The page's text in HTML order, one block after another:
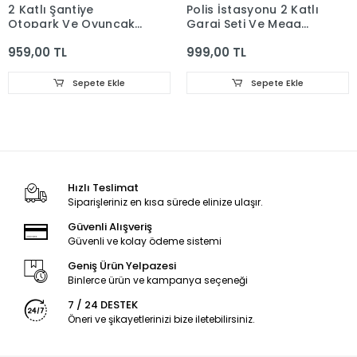
2 Katlı Şantiye
Otopark Ve Oyuncak
959,00 TL
Sepete Ekle
Polis İstasyonu 2 Katlı
Garaj Seti Ve Mega
999,00 TL
Sepete Ekle
Hızlı Teslimat
Siparişleriniz en kısa sürede elinize ulaşır.
Güvenli Alışveriş
Güvenli ve kolay ödeme sistemi
Geniş Ürün Yelpazesi
Binlerce ürün ve kampanya seçeneği
7 / 24 DESTEK
Öneri ve şikayetlerinizi bize iletebilirsiniz.